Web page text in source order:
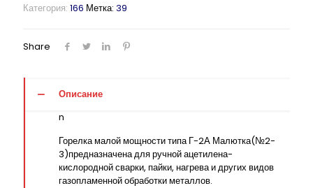
Категория: 166 Метка: 39
Share
Описание
n
Горелка малой мощности типа Г-2А Малютка(№2-
3)предназначена для ручной ацетилена-
кислородной сварки, пайки, нагрева и других видов
газопламенной обработки металлов.